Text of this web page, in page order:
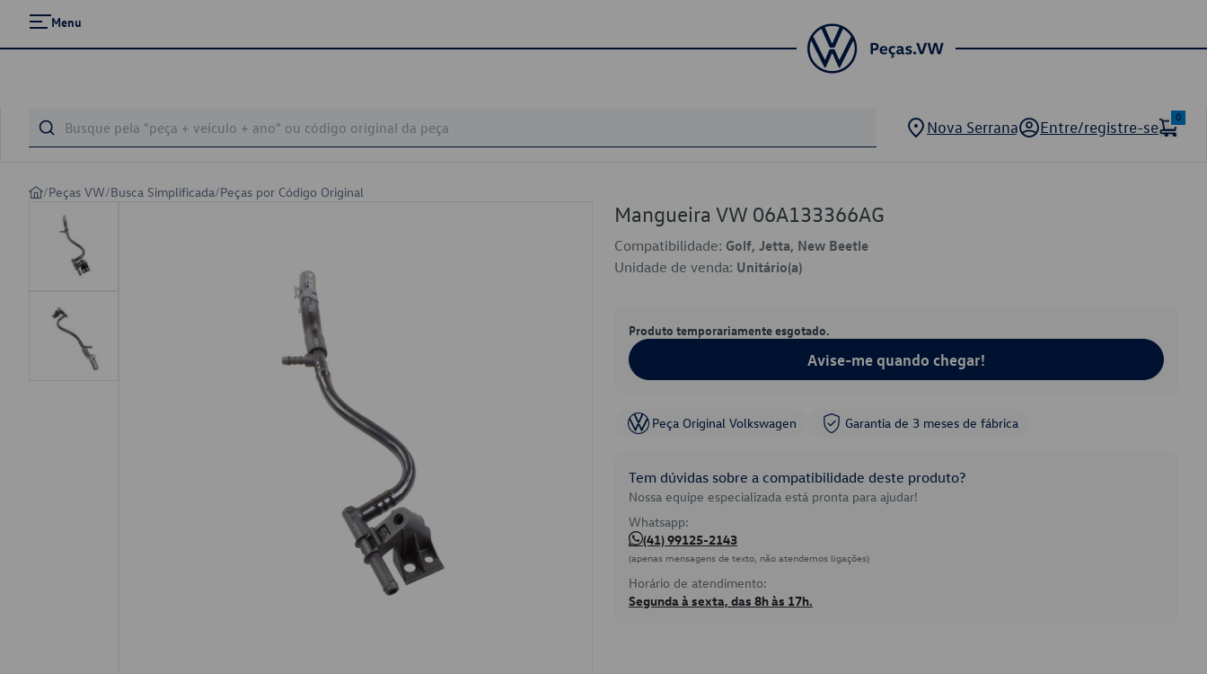
Menu
Nova Serrana Entre/registre-se
0
/Peças VW/Busca Simplificada/Peças por Código Original
Mangueira VW 06A133366AG
Compatibilidade: Golf, Jetta, New Beetle
Unidade de venda: Unitário(a)
Produto temporariamente esgotado.
Avise-me quando chegar!
Peça Original Volkswagen Garantia de 3 meses de fábrica
Tem dúvidas sobre a compatibilidade deste produto?
Nossa equipe especializada está pronta para ajudar!
Whatsapp:
(41) 99125-2143
(apenas mensagens de texto, não atendemos ligações)
Horário de atendimento:
Segunda à sexta, das 8h às 17h.